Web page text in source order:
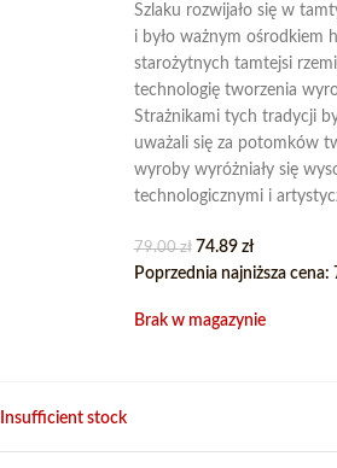
Szlaku rozwijało się w
i było ważnym ośrodkiem
starożytnych tamtejsi
technologię tworzenia
Strażnikami tych tradycji
uważali się za potomków
wyroby wyróżniały się
technologicznymi i
79.00zł 74.89 zł
Poprzednia najniższa cena:
Brak w magazynie
Insufficient stock